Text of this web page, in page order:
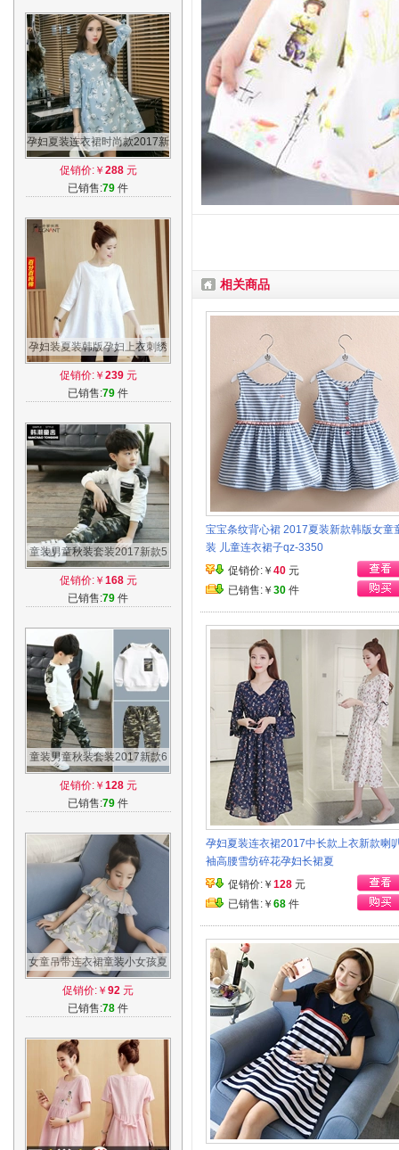
孕妇夏装连衣裙时尚款2017新
款韩版哺乳纯棉中长款上衣孕
妇装春装
促销价:￥ 288元
已销售:79 件
孕妇装夏装韩版孕妇上衣刺绣
花夏季纯棉孕妇裙大码2017春
装时尚潮
促销价:￥ 239元
已销售:79 件
童装男童秋装套装2017新款5
春秋季7迷彩9岁8中大童衣服
儿童韩版潮
促销价:￥ 168元
已销售:79 件
童装男童秋装套装2017新款6
儿童迷彩8岁男孩春秋季韩版
两件套潮衣
促销价:￥ 128元
已销售:79 件
女童吊带连衣裙童装小女孩夏
季荷叶边露肩背心裙公主裙儿
童裙子
促销价:￥ 92 元
已销售:78 件
相关商品
宝宝条纹背心裙 2017夏装新款韩版女童
装 儿童连衣裙子qz-3350
促销价:￥ 40 元
已销售:￥ 30 件
孕妇夏装连衣裙2017中长款上衣新款喇
袖高腰雪纺碎花孕妇长裙夏
促销价:￥ 128 元
已销售:￥ 68 件